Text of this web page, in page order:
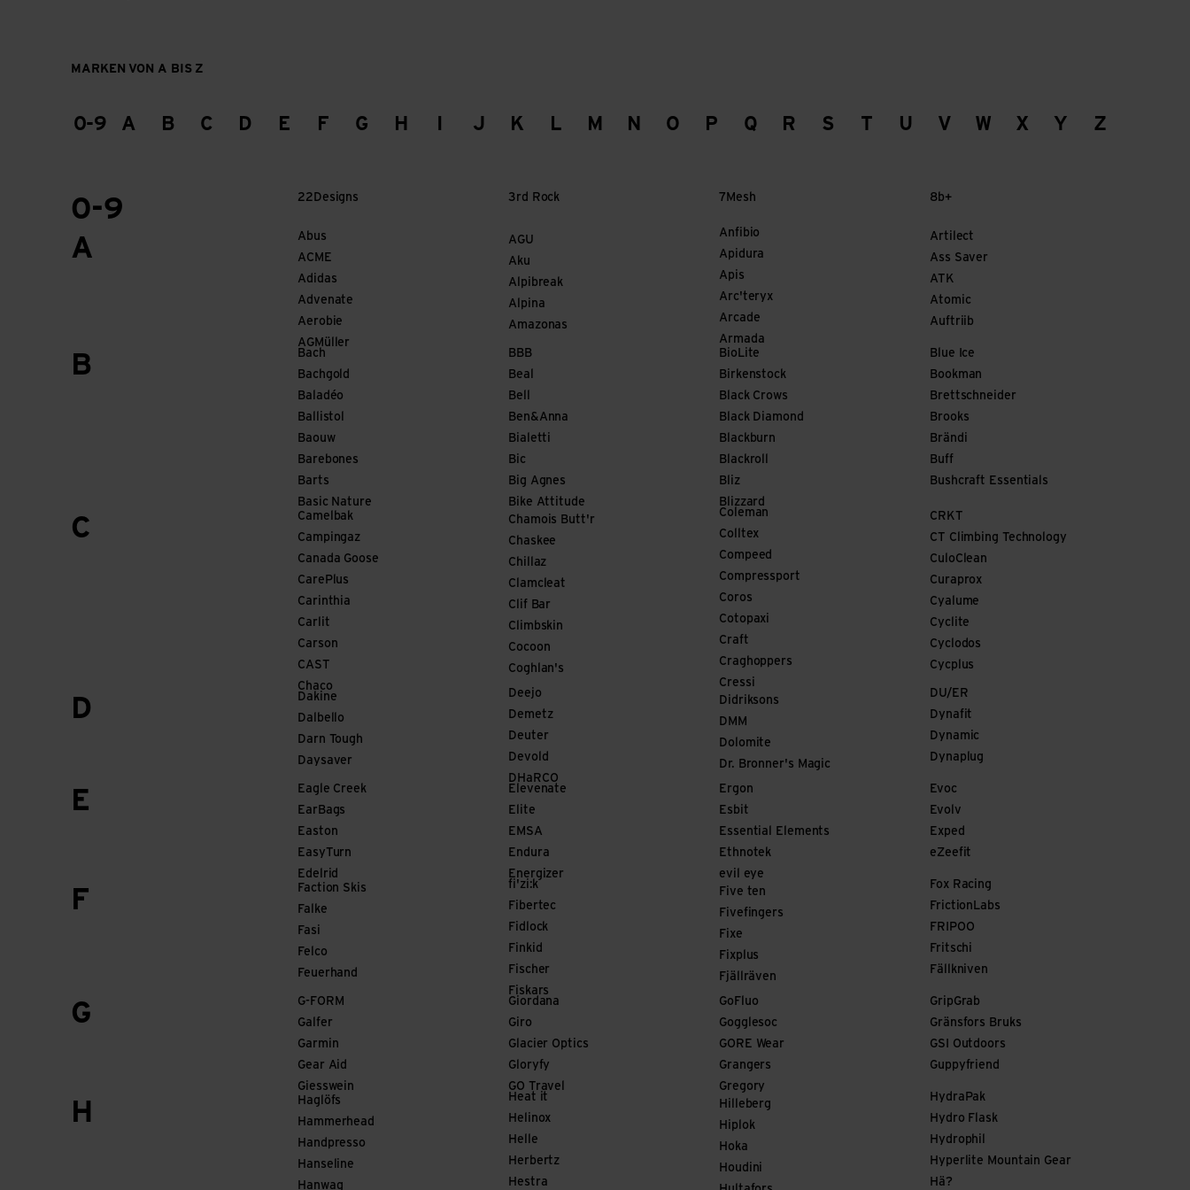
MARKEN VON A BIS Z
0-9 A B C D E F G H J K L M N O P Q R S T U V W X Y Z
0-9 22Designs 3rd Rock 7Mesh 8b+
A
Abus
ACME
Adidas
Advenate
Aerobie
AGMüller
AGU
Aku
Alpibreak
Alpina
Amazonas
Anfibio
Apidura
Apis
Arc'teryx
Arcade
Armada
Artilect
Ass Saver
ATK
Atomic
Auftriib
B
Bach
Bachgold
Baladéo
Ballistol
Baouw
Barebones
Barts
Basic Nature
BBB
Beal
Bell
Ben&Anna
Bialetti
Bic
Big Agnes
Bike Attitude
BioLite
Birkenstock
Black Crows
Black Diamond
Blackburn
Blackroll
Bliz
Blizzard
Blue Ice
Bookman
Brettschneider
Brooks
Brändi
Buff
Bushcraft Essentials
C
Camelbak
Campingaz
Canada Goose
CarePlus
Carinthia
Carlit
Carson
CAST
Chaco
Chamois Butt'r
Chaskee
Chillaz
Clamcleat
Clif Bar
Climbskin
Cocoon
Coghlan's
Coleman
Colltex
Compeed
Compressport
Coros
Cotopaxi
Craft
Craghoppers
Cressi
CRKT
CT Climbing Technology
CuloClean
Curaprox
Cyalume
Cyclite
Cyclodos
Cycplus
D
Dakine
Dalbello
Darn Tough
Daysaver
Deejo
Demetz
Deuter
Devold
DHaRCO
Didriksons
DMM
Dolomite
Dr. Bronner's Magic
DU/ER
Dynafit
Dynamic
Dynaplug
E
Eagle Creek
EarBags
Easton
EasyTurn
Edelrid
Elevenate
Elite
EMSA
Endura
Energizer
Ergon
Esbit
Essential Elements
Ethnotek
evil eye
Evoc
Evolv
Exped
eZeefit
F
Faction Skis
Falke
Fasi
Felco
Feuerhand
fi'zi:k
Fibertec
Fidlock
Finkid
Fischer
Fiskars
Five ten
Fivefingers
Fixe
Fixplus
Fjällräven
Fox Racing
FrictionLabs
FRIPOO
Fritschi
Fällkniven
G
G-FORM
Galfer
Garmin
Gear Aid
Giesswein
Giordana
Giro
Glacier Optics
Gloryfy
GO Travel
GoFluo
Gogglesoc
GORE Wear
Grangers
Gregory
GripGrab
Gränsfors Bruks
GSI Outdoors
Guppyfriend
H
Haglöfs
Hammerhead
Handpresso
Hanseline
Hanwag
Heat it
Helinox
Helle
Herbertz
Hestra
Hilleberg
Hiplok
Hoka
Houdini
HydraPak
Hydro Flask
Hydrophil
Hyperlite Mountain Gear
Hä?